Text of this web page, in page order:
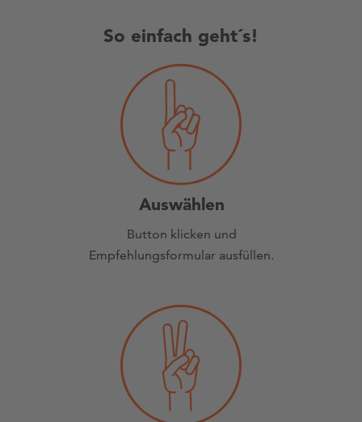
So einfach geht´s!
Auswählen
Button klicken und
Empfehlungsformular ausfüllen.